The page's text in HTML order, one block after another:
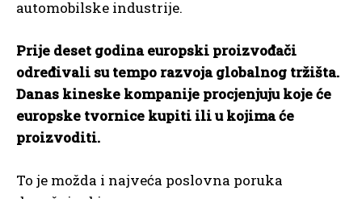
automobilske industrije.
Prije deset godina europski proizvođači
određivali su tempo razvoja globalnog tržišta.
Danas kineske kompanije procjenjuju koje će
europske tvornice kupiti ili u kojima će
proizvoditi.
To je možda i najveća poslovna poruka